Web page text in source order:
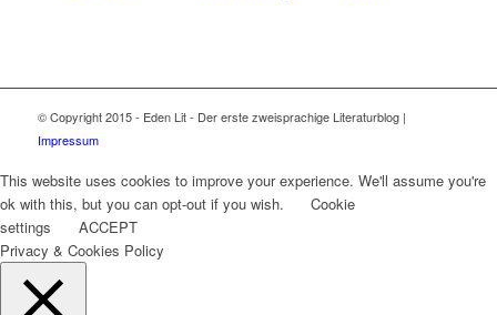
© Copyright 2015 - Eden Lit - Der erste zweisprachige Literaturblog |
Impressum
This website uses cookies to improve your experience. We'll assume you're
ok with this, but you can opt-out if you wish.
Cookie
settings
ACCEPT
Privacy & Cookies Policy